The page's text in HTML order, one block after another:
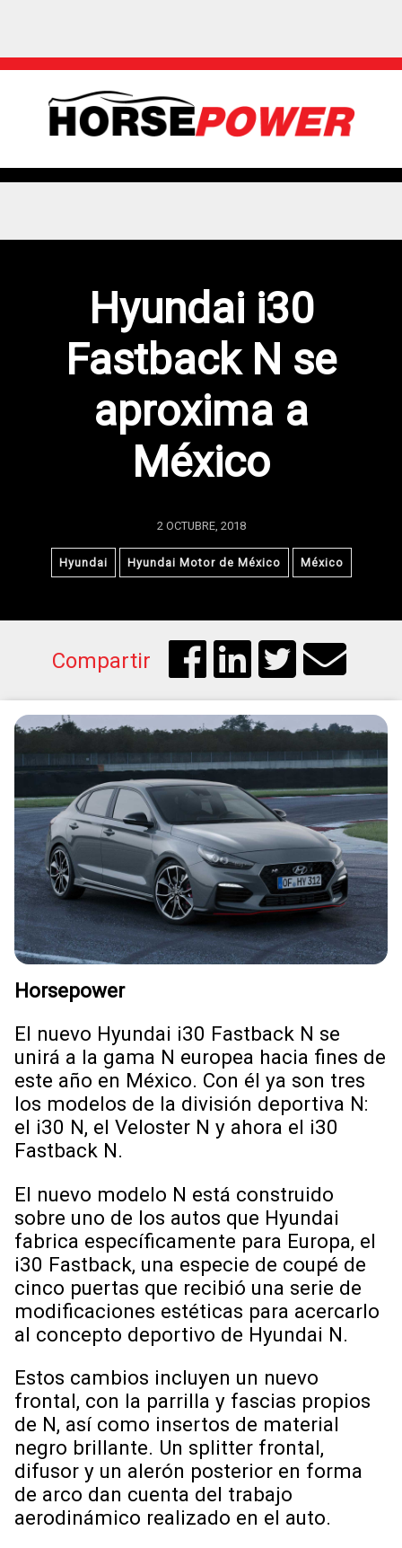
Hyundai i30
Fastback N se
aproxima a
México
2 OCTUBRE, 2018
Hyundai Hyundai Motor de México México
Compartir
Horsepower
El nuevo Hyundai i30 Fastback N se
unirá a la gama N europea hacia fines de
este año en México. Con él ya son tres
los modelos de la división deportiva N:
el i30 N, el Veloster N y ahora el i30
Fastback N.
El nuevo modelo N está construido
sobre uno de los autos que Hyundai
fabrica específicamente para Europa, el
i30 Fastback, una especie de coupé de
cinco puertas que recibió una serie de
modificaciones estéticas para acercarlo
al concepto deportivo de Hyundai N.
Estos cambios incluyen un nuevo
frontal, con la parrilla y fascias propios
de N, así como insertos de material
negro brillante. Un splitter frontal,
difusor y un alerón posterior en forma
de arco dan cuenta del trabajo
aerodinámico realizado en el auto.